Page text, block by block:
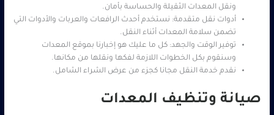
ونقل المعدات الثقيلة والحساسة بأمان.
أدوات نقل متقدمة: نستخدم أحدث الرافعات والعربات والأدوات التي
تضمن سلامة المعدات أثناء النقل.
توفير الوقت والجهد: كل ما عليك هو إخبارنا بموقع المعدات
وسنقوم بكل الخطوات اللازمة لفكها ونقلها من مكانها.
نقدم خدمة النقل مجانا كجزء من عرض الشراء الشامل.
صيانة وتنظيف المعدات